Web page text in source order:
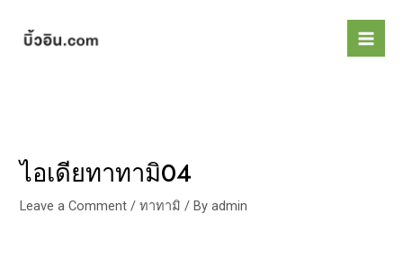
ไอเดียทาทามิ04
Leave a Comment /ทาทามิ / Byadmin
navigation